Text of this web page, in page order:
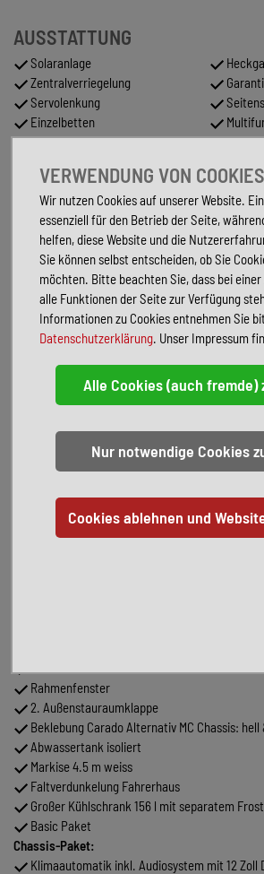
AUSSTATTUNG
Solaranlage
Zentralverriegelung
Servolenkung
Einzelbetten
ABS
ESP
Warmwasser
Standheizung
Tempomat
Partikelfilter
WC
Tuner/
FAHRZEUGBESCHREIBUNG
Allgemeines:
Modell 2026
Motorisierung: (121kW/165PS)
Automatikgetriebe
Sondermodell: Edition 26
Sofort verfügbar
Rahmenfenster
2. Außenstauraumklappe
Beklebung Carado Alternativ MC Chassis: hell
Abwassertank isoliert
Markise 4.5 m weiss
Faltverdunkelung Fahrerhaus
Großer Kühlschrank 156 l mit separatem
Basic Paket
Chassis-Paket:
Klimaautomatik inkl. Audiosystem mit 12 Zoll
VERWENDUNG VON COOKIES
Wir nutzen Cookies auf unserer Website.
essenziell für den Betrieb der Seite,
helfen, diese Website und die
Sie können selbst entscheiden, ob Sie
möchten. Bitte beachten Sie, dass bei
alle Funktionen der Seite zur Verfügung
Informationen zu Cookies entnehmen Sie
Datenschutzerklärung. Unser Impressum